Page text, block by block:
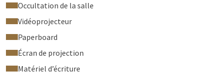
Occultation de la salle
Vidéoprojecteur
Paperboard
Écran de projection
Matériel d’écriture